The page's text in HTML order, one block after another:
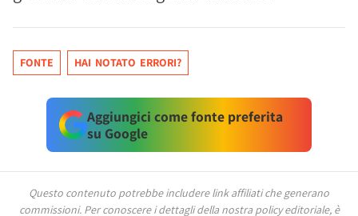
FONTE HAI NOTATO ERRORI?
Aggiungici come fonte preferita
su Google
Questo contenuto potrebbe includere link affiliati che generano
commissioni. Per conoscere i dettagli della nostra policy editoriale, è